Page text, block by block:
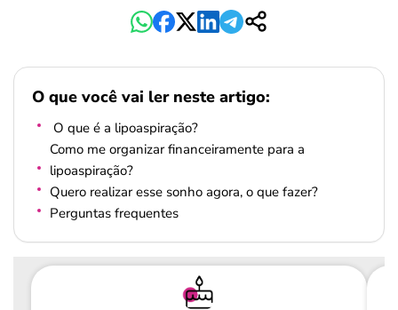
O que você vai ler neste artigo:
O que é a lipoaspiração?
Como me organizar financeiramente para a
lipoaspiração?
Quero realizar esse sonho agora, o que fazer?
Perguntas frequentes